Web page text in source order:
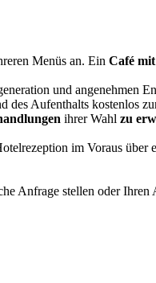
Menüs an. Ein Café
und angenehmen
des Aufenthalts kostenlos
ihrer Wahl zu
im Voraus über
Anfrage stellen oder